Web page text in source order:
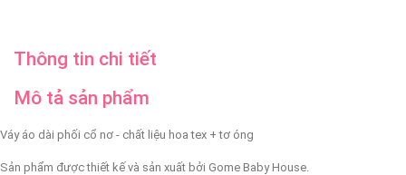
Thông tin chi tiết
Mô tả sản phẩm
Váy áo dài phối cổ nơ - chất liệu hoa tex + tơ óng
Sản phẩm được thiết kế và sản xuất bởi Gome Baby House.